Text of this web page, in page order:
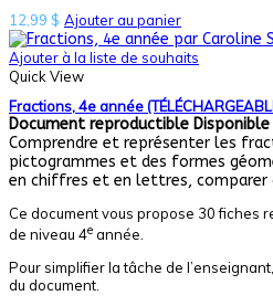
12,99 $ Ajouter au panier
Ajouter à la liste de souhaits
Quick View
Fractions, 4e année
Document reproductible
Comprendre et représenter les
pictogrammes et des formes
en chiffres et en lettres, comparer
Ce document vous propose 30 fiches
de niveau 4e année.
Pour simplifier la tâche de
du document.